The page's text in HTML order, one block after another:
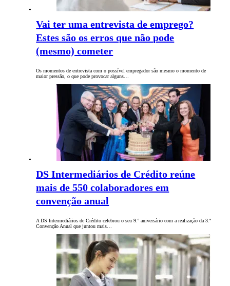
Vai ter uma entrevista de emprego?
Estes são os erros que não pode
(mesmo) cometer
Os momentos de entrevista com o possível empregador são mesmo o momento de
maior pressão, o que pode provocar alguns…
DS Intermediários de Crédito reúne
mais de 550 colaboradores em
convenção anual
A DS Intermediários de Crédito celebrou o seu 9.º aniversário com a realização da 3.ª
Convenção Anual que juntou mais…